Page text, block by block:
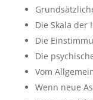
Die Skala der
Die
Die
Vom
Wenn neue